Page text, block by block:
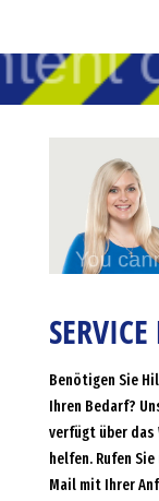
Benötigen Sie
Ihren Bedarf?
verfügt über das
helfen. Rufen
Mail mit Ihrer